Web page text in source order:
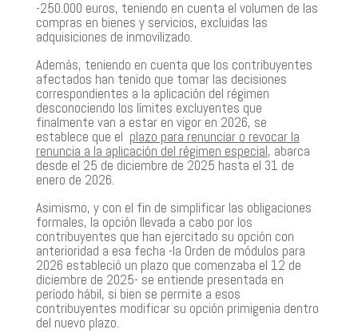
-250.000 euros, teniendo en cuenta el volumen de las
compras en bienes y servicios, excluidas las
adquisiciones de inmovilizado.
Además, teniendo en cuenta que los contribuyentes
afectados han tenido que tomar las decisiones
correspondientes a la aplicación del régimen
desconociendo los límites excluyentes que
finalmente van a estar en vigor en 2026, se
establece que el plazo para renunciar o revocar la
renuncia a la aplicación del régimen especial, abarca
desde el 25 de diciembre de 2025 hasta el 31 de
enero de 2026.
Asimismo, y con el fin de simplificar las obligaciones
formales, la opción llevada a cabo por los
contribuyentes que han ejercitado su opción con
anterioridad a esa fecha -la Orden de módulos para
2026 estableció un plazo que comenzaba el 12 de
diciembre de 2025- se entiende presentada en
período hábil, si bien se permite a esos
contribuyentes modificar su opción primigenia dentro
del nuevo plazo.